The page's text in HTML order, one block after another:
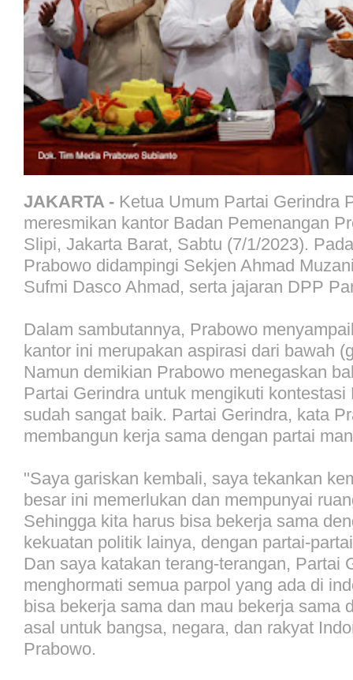
JAKARTA - Ketua Umum Partai Gerindra
meresmikan kantor Badan Pemenangan
Slipi, Jakarta Barat, Sabtu (7/1/2023).
Prabowo didampingi Sekjen Ahmad
Sufmi Dasco Ahmad, serta jajaran DPP
Dalam sambutannya, Prabowo
kantor ini merupakan aspirasi dari bawah
Namun demikian Prabowo menegaskan
Partai Gerindra untuk mengikuti kontestasi
sudah sangat baik. Partai Gerindra, kata
membangun kerja sama dengan partai
"Saya gariskan kembali, saya tekankan
besar ini memerlukan dan mempunyai
Sehingga kita harus bisa bekerja sama
kekuatan politik lainya, dengan partai-
Dan saya katakan terang-terangan, Partai
menghormati semua parpol yang ada di
bisa bekerja sama dan mau bekerja sama
asal untuk bangsa, negara, dan rakyat
Prabowo.